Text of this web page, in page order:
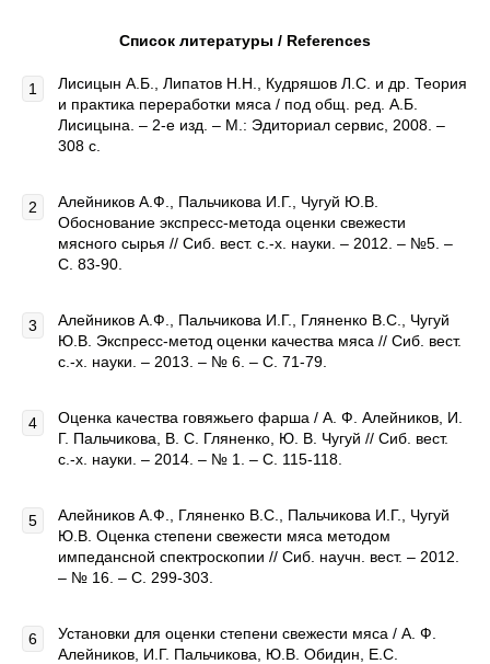
Список литературы / References
Лисицын А.Б., Липатов Н.Н., Кудряшов Л.С. и др. Теория
и практика переработки мяса / под общ. ред. А.Б.
Лисицына. – 2-е изд. – М.: Эдиториал сервис, 2008. –
308 с.
Алейников А.Ф., Пальчикова И.Г., Чугуй Ю.В.
Обоснование экспресс-метода оценки свежести
мясного сырья // Сиб. вест. с.-х. науки. – 2012. – №5. –
С. 83-90.
Алейников А.Ф., Пальчикова И.Г., Гляненко В.С., Чугуй
Ю.В. Экспресс-метод оценки качества мяса // Сиб. вест.
с.-х. науки. – 2013. – № 6. – С. 71-79.
Оценка качества говяжьего фарша / А. Ф. Алейников, И.
Г. Пальчикова, В. С. Гляненко, Ю. В. Чугуй // Сиб. вест.
с.-х. науки. – 2014. – № 1. – С. 115-118.
Алейников А.Ф., Гляненко В.С., Пальчикова И.Г., Чугуй
Ю.В. Оценка степени свежести мяса методом
импедансной спектроскопии // Сиб. научн. вест. – 2012.
– № 16. – С. 299-303.
Установки для оценки степени свежести мяса / А. Ф.
Алейников, И.Г. Пальчикова, Ю.В. Обидин, Е.С.